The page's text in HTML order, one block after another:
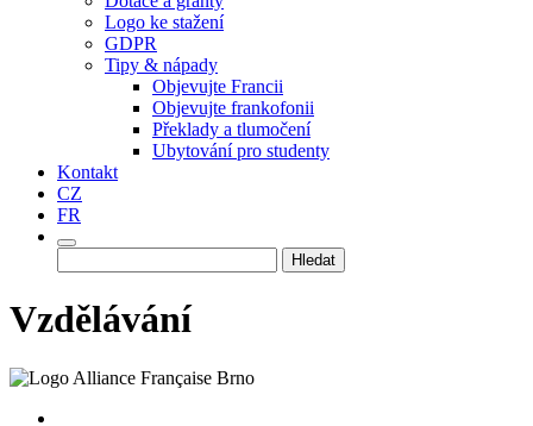
Logo ke stažení
GDPR
Tipy & nápady
Objevujte Francii
Objevujte frankofonii
Překlady a tlumočení
Ubytování pro studenty
Kontakt
CZ
FR
Vzdělávání